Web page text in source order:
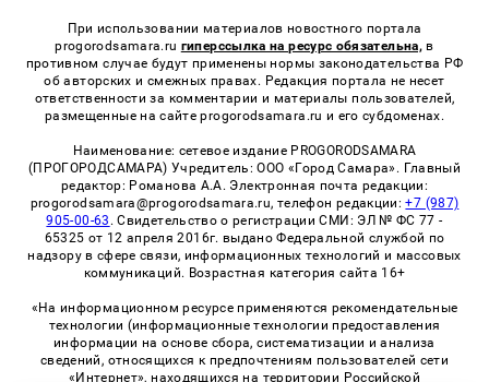
При использовании материалов новостного портала
progorodsamara.ru гиперссылка на ресурс обязательна, в
противном случае будут применены нормы законодательства РФ
об авторских и смежных правах. Редакция портала не несет
ответственности за комментарии и материалы пользователей,
размещенные на сайте progorodsamara.ru и его субдоменах.
Наименование: сетевое издание PROGORODSAMARA
(ПРОГОРОДСАМАРА) Учредитель: ООО «Город Самара». Главный
редактор: Романова А.А. Электронная почта редакции:
progorodsamara@progorodsamara.ru, телефон редакции:+7 (987)
905-00-63 . Свидетельство о регистрации СМИ: ЭЛ № ФС 77 -
65325 от 12 апреля 2016г. выдано Федеральной службой по
надзору в сфере связи, информационных технологий и массовых
коммуникаций. Возрастная категория сайта 16+
«На информационном ресурсе применяются рекомендательные
технологии (информационные технологии предоставления
информации на основе сбора, систематизации и анализа
сведений, относящихся к предпочтениям пользователей сети
«Интернет», находящихся на территории Российской